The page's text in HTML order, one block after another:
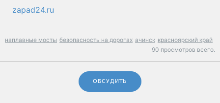
zapad24.ru
наплавные мосты безопасность на дорогах ачинск красноярский край
90 просмотров всего.
ОБСУДИТЬ